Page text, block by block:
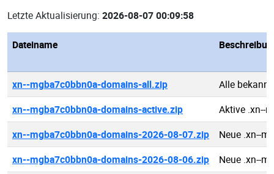
Letzte Aktualisierung: 2026-08-07 00:09:58
Dateiname
xn--mgba7c0bbn0a-domains-all.zip
Alle
xn--mgba7c0bbn0a-domains-active.zip
Aktive .xn--
xn--mgba7c0bbn0a-domains-2026-08-07.zip
Neue .xn--
xn--mgba7c0bbn0a-domains-2026-08-06.zip
Neue .xn--